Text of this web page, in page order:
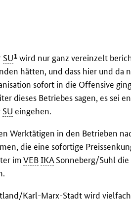
SU1 wird nur ganz vereinzelt
hätten, und dass hier und da
sofort in die Offensive
dieses Betriebes sagen, es sei
SU eingehen.
Werktätigen in den Betrieben
die eine sofortige
imVEB IKASonneberg/Suhl die
Karl-Marx-Stadt wird